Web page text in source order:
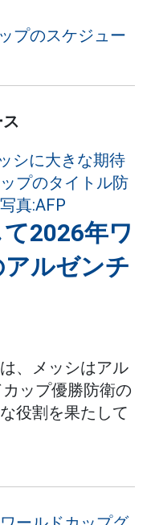
プのスケジュー
2026年ワ
ルゼンチ
、メッシはアル
ップ優勝防衛の
役割を果たして